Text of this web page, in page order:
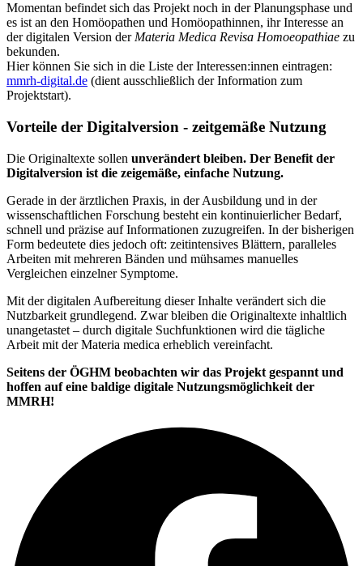
Momentan befindet sich das Projekt noch in der Planungsphase und
es ist an den Homöopathen und Homöopathinnen, ihr Interesse an
der digitalen Version der Materia Medica Revisa Homoeopathiae zu
bekunden.
Hier können Sie sich in die Liste der Interessen:innen eintragen:
mmrh-digital.de (dient ausschließlich der Information zum
Projektstart).
Vorteile der Digitalversion - zeitgemäße Nutzung
Die Originaltexte sollen unverändert bleiben. Der Benefit der
Digitalversion ist die zeigemäße, einfache Nutzung.
Gerade in der ärztlichen Praxis, in der Ausbildung und in der
wissenschaftlichen Forschung besteht ein kontinuierlicher Bedarf,
schnell und präzise auf Informationen zuzugreifen. In der bisherigen
Form bedeutete dies jedoch oft: zeitintensives Blättern, paralleles
Arbeiten mit mehreren Bänden und mühsames manuelles
Vergleichen einzelner Symptome.
Mit der digitalen Aufbereitung dieser Inhalte verändert sich die
Nutzbarkeit grundlegend. Zwar bleiben die Originaltexte inhaltlich
unangetastet – durch digitale Suchfunktionen wird die tägliche
Arbeit mit der Materia medica erheblich vereinfacht.
Seitens der ÖGHM beobachten wir das Projekt gespannt und
hoffen auf eine baldige digitale Nutzungsmöglichkeit der
MMRH!